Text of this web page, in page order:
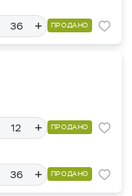
+ ПРОДАНО
+ ПРОДАНО
+ ПРОДАНО